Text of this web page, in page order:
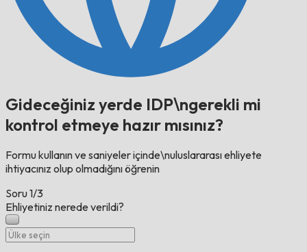
Gideceğiniz yerde IDP\ngerekli mi
kontrol etmeye hazır mısınız?
Formu kullanın ve saniyeler içinde\nuluslararası ehliyete
ihtiyacınız olup olmadığını öğrenin
Soru1/3
Ehliyetiniz nerede verildi?